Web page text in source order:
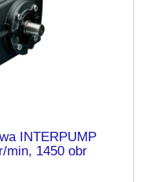
INTERPUMP
min, 1450 obr